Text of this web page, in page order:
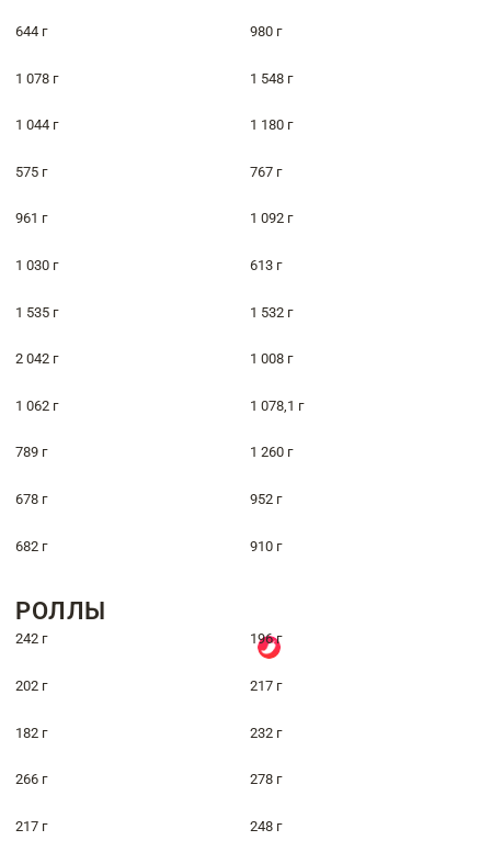
644 г 980 г
1 078 г 1 548 г
1 044 г 1 180 г
575 г 767 г
961 г 1 092 г
1 030 г 613 г
1 535 г 1 532 г
2 042 г 1 008 г
1 062 г 1 078,1 г
789 г 1 260 г
678 г 952 г
682 г 910 г
РОЛЛЫ
242 г 196 г
202 г 217 г
182 г 232 г
266 г 278 г
217 г 248 г